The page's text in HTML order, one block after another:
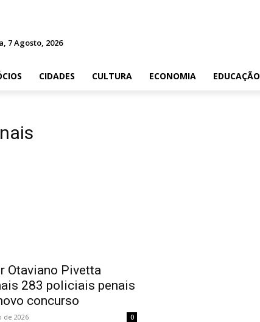
7 Agosto, 2026
CIDADES CULTURA ECONOMIA EDUCAÇÃO
Otaviano Pivetta
283 policiais penais
concurso
de 2026 0